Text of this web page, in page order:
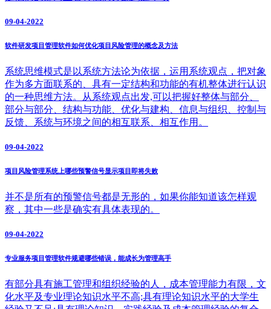
09-04-2022
软件研发项目管理软件如何优化项目风险管理的概念及方法
系统思维模式是以系统方法论为依据，运用系统观点，把对象
作为多方面联系的、具有一定结构和功能的有机整体进行认识
的一种思维方法。从系统观点出发,可以把握好整体与部分、
部分与部分、结构与功能、优化与建构、信息与组织、控制与
反馈、系统与环境之间的相互联系、相互作用。
09-04-2022
项目风险管理系统上哪些预警信号显示项目即将失败
并不是所有的预警信号都是无形的，如果你能知道该怎样观
察，其中一些是确实有具体表现的。
09-04-2022
专业服务项目管理软件规避哪些错误，能成长为管理高手
有部分具有施工管理和组织经验的人，成本管理能力有限，文
化水平及专业理论知识水平不高;具有理论知识水平的大学生